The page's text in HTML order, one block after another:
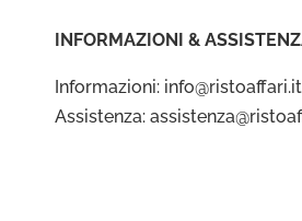
INFORMAZIONI &
Informazioni: info@ristoaffari.it
Assistenza: